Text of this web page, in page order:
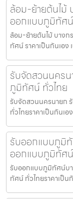
ล้อม-ย้ายต้นไม้
ออกแบบภูมิทัศ
ล้อม-ย้ายต้นไม้ บาง
ทัศน์ ราคาเป็นกันเอ
รับจัดสวนนคร
ภูมิทัศน์ ทั่วไทย
รับจัดสวนนครนายก
ทั่วไทยราคาเป็นกันเ
รับออกแบบภูมิ
ออกแบบภูมิทัศ
รับออกแบบภูมิทัศน์บ
ทัศน์ ทั่วไทยราคาเป็